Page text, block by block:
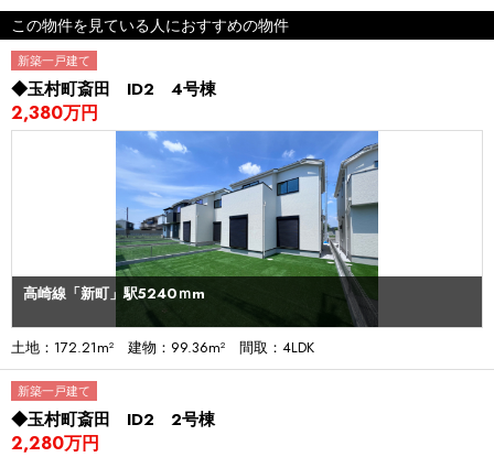
この物件を見ている人におすすめの物件
新築一戸建て
◆玉村町斎田 ID2 4号棟
2,380万円
高崎線「新町」駅5240ｍm
土地：172.21m² 建物：99.36m² 間取：4LDK
新築一戸建て
◆玉村町斎田 ID2 2号棟
2,280万円